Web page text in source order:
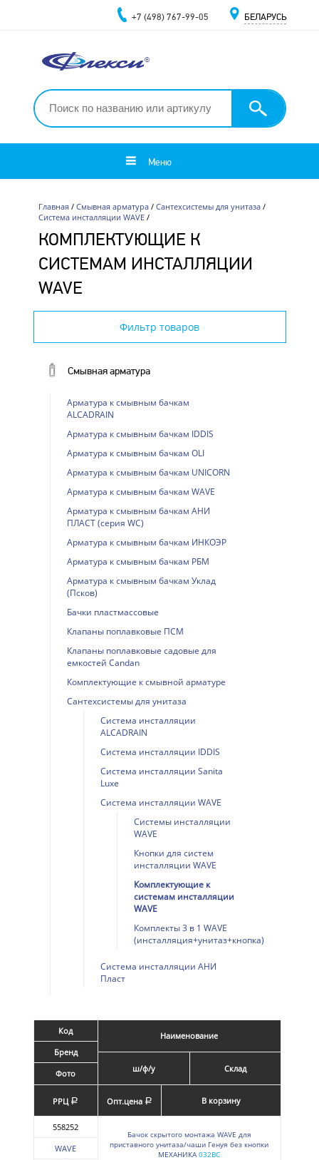
+7 (498) 767-99-05 БЕЛАРУСЬ
Меню
Главная/ Смывная арматура/ Сантехсистемы для унитаза/
Система инсталляции WAVE/
КОМПЛЕКТУЮЩИЕ К
СИСТЕМАМ ИНСТАЛЛЯЦИИ
WAVE
Фильтр товаров
Смывная арматура
Арматура к смывным бачкам
ALCADRAIN
Арматура к смывным бачкам IDDIS
Арматура к смывным бачкам OLI
Арматура к смывным бачкам UNICORN
Арматура к смывным бачкам WAVE
Арматура к смывным бачкам АНИ
ПЛАСТ (серия WC)
Арматура к смывным бачкам ИНКОЭР
Арматура к смывным бачкам РБМ
Арматура к смывным бачкам Уклад
(Псков)
Бачки пластмассовые
Клапаны поплавковые ПСМ
Клапаны поплавковые садовые для
емкостей Candan
Комплектующие к смывной арматуре
Сантехсистемы для унитаза
Система инсталляции
ALCADRAIN
Система инсталляции IDDIS
Система инсталляции Sanita
Luxe
Система инсталляции WAVE
Системы инсталляции
WAVE
Кнопки для систем
инсталляции WAVE
Комплектующие к
системам инсталляции
WAVE
Комплекты 3 в 1 WAVE
(инсталляция+унитаз+кнопка)
Система инсталляции АНИ
Пласт
Код
Бренд
Фото
Наименование
ш/ф/у Склад
РРЦ a Опт.цена a В корзину
558252
WAVE
Бачок скрытого монтажа WAVE для
приставного унитаза/чаши Генуя без кнопки
МЕХАНИКА 032BC